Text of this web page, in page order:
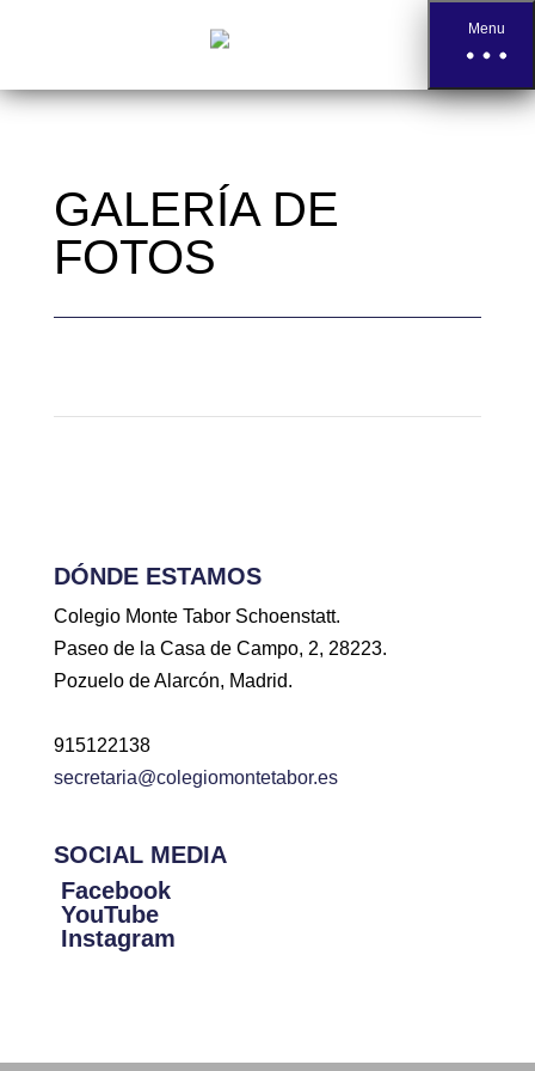
Menu
GALERÍA DE
FOTOS
DÓNDE ESTAMOS
Colegio Monte Tabor Schoenstatt.
Paseo de la Casa de Campo, 2, 28223.
Pozuelo de Alarcón, Madrid.
915122138
secretaria@colegiomontetabor.es
SOCIAL MEDIA
Facebook
YouTube
Instagram